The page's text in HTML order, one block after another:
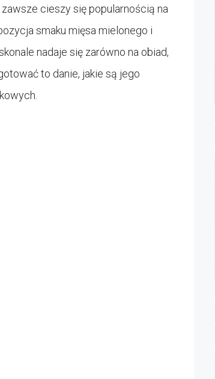
cieszy się popularnością na
smaku mięsa mielonego i
nadaje się zarówno na obiad,
to danie, jakie są jego